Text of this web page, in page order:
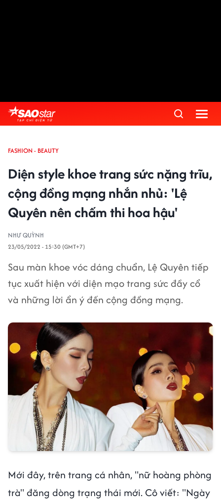
FASHION - BEAUTY
Diện style khoe trang sức nặng trĩu,
cộng đồng mạng nhắn nhủ: 'Lệ
Quyên nên chấm thi hoa hậu'
NHƯ QUỲNH
23/05/2022 - 15:30 (GMT+7)
Sau màn khoe vóc dáng chuẩn, Lệ Quyên tiếp
tục xuất hiện với diện mạo trang sức đầy cổ
và những lời ẩn ý đến cộng đồng mạng.
Mới đây, trên trang cá nhân, "nữ hoàng phòng
trà" đăng dòng trạng thái mới. Cô viết: "Ngày